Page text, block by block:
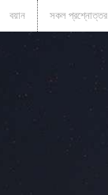
বয়ান সকল প্রশ্নোত্তর